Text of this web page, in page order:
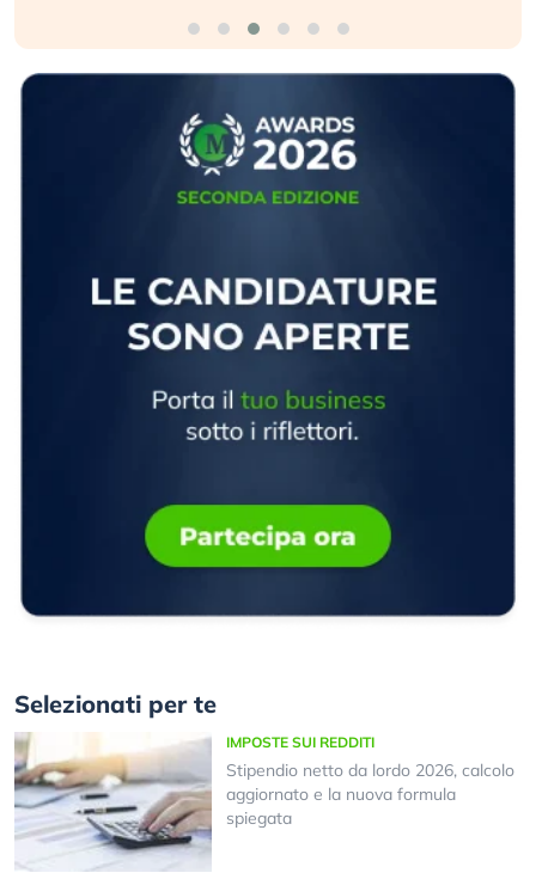
Selezionati per te
IMPOSTE SUI REDDITI
Stipendio netto da lordo 2026, calcolo
aggiornato e la nuova formula
spiegata